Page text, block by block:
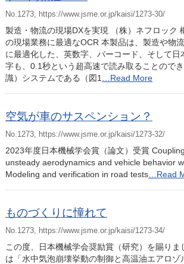
No.1273, https://www.jsme.or.jp/kaisi/1273-30/
製造・物流の現場DXを実現 （株）ネフロック
の現場業務に最適なOCR 本製品は、製造や物
に最適化した、英数字、バーコード、そして日
字も、0.1秒という超高速で読み取ることので
識）システムである（図1
…Read More
空気が車のサスペンション？
No.1273, https://www.jsme.or.jp/kaisi/1273-32/
2023年度日本機械学会賞（論文）受賞
unsteady aerodynamics and vehicle behavior
Modeling and verification in road tests…Read
ものづくりに憧れて
No.1273, https://www.jsme.or.jp/kaisi/1273-34/
この度、日本機械学会奨励賞（研究）を賜りま
は「水中気泡崩壊挙動の制御と高温油エアロゾ